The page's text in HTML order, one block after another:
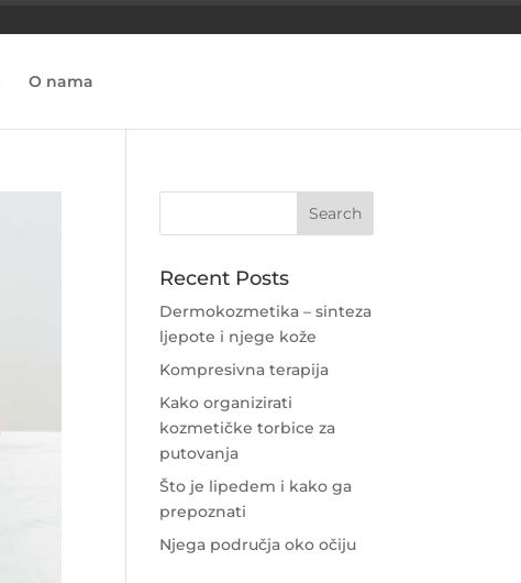
O nama
Recent Posts
Dermokozmetika – sinteza
ljepote i njege kože
Kompresivna terapija
Kako organizirati
kozmetičke torbice za
putovanja
Što je lipedem i kako ga
prepoznati
Njega područja oko očiju